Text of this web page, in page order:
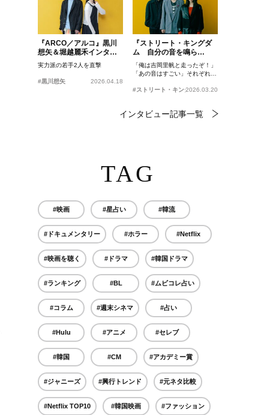
『ARCO／アルコ』黒川
想矢＆堀越麗禾インタビ
ュー
実力派の若手2人を直撃
#黒川想矢 2026.04.18
『ストリート・キングダ
ム 自分の音を鳴ら
せ。』峯田和伸、若葉竜
也、吉岡里帆インタビュ
ー
「俺は吉岡里帆と走ったぞ！」
「あの音はすごい」それぞれの
#ストリート・キングダム 自分の音を鳴らせ。
2026.03.20
インタビュー記事一覧
TAG
#映画 #星占い #韓流
#ドキュメンタリー #ホラー #Netflix
#映画を聴く #ドラマ #韓国ドラマ
#ランキング #BL #ムビコレ占い
#コラム #週末シネマ #占い
#Hulu #アニメ #セレブ
#韓国 #CM #アカデミー賞
#ジャニーズ #興行トレンド #元ネタ比較
#Netflix TOP10 #韓国映画 #ファッション